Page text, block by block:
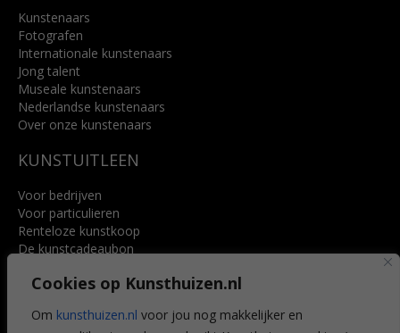
Cookies op Kunsthuizen.nl
Om kunsthuizen.nl voor jou nog makkelijker en
Kunstenaars
Fotografen
Internationale kunstenaars
Jong talent
Museale kunstenaars
Nederlandse kunstenaars
Over onze kunstenaars
KUNSTUITLEEN
Voor bedrijven
Voor particulieren
Renteloze kunstkoop
De kunstcadeaubon
Voordelen
Veelgestelde vragen